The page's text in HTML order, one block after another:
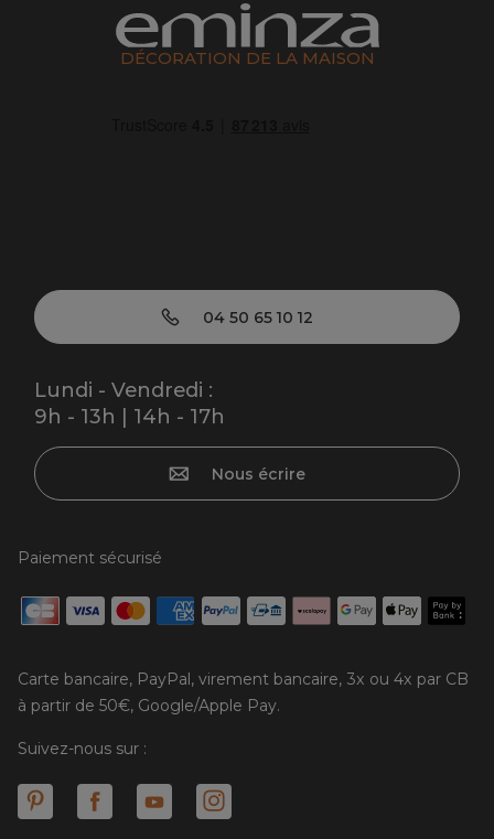
DÉCORATION DE LA MAISON
04 50 65 10 12
Lundi - Vendredi :
9h - 13h | 14h - 17h
Nous écrire
Paiement sécurisé
Carte bancaire, PayPal, virement bancaire, 3x ou 4x par CB
à partir de 50€, Google/Apple Pay.
Suivez-nous sur :